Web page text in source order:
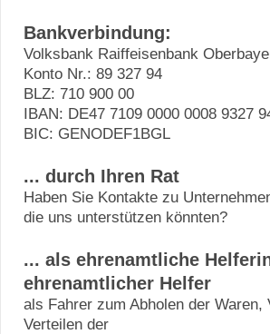
Bankverbindung:
Volksbank Raiffeisenbank
Konto Nr.: 89 327 94
BLZ: 710 900 00
IBAN: DE47 7109 0000 0008 9327
BIC: GENODEF1BGL
... durch Ihren Rat
Haben Sie Kontakte zu
die uns unterstützen könnten?
... als ehrenamtliche
ehrenamtlicher Helfer
als Fahrer zum Abholen der Waren,
Verteilen der